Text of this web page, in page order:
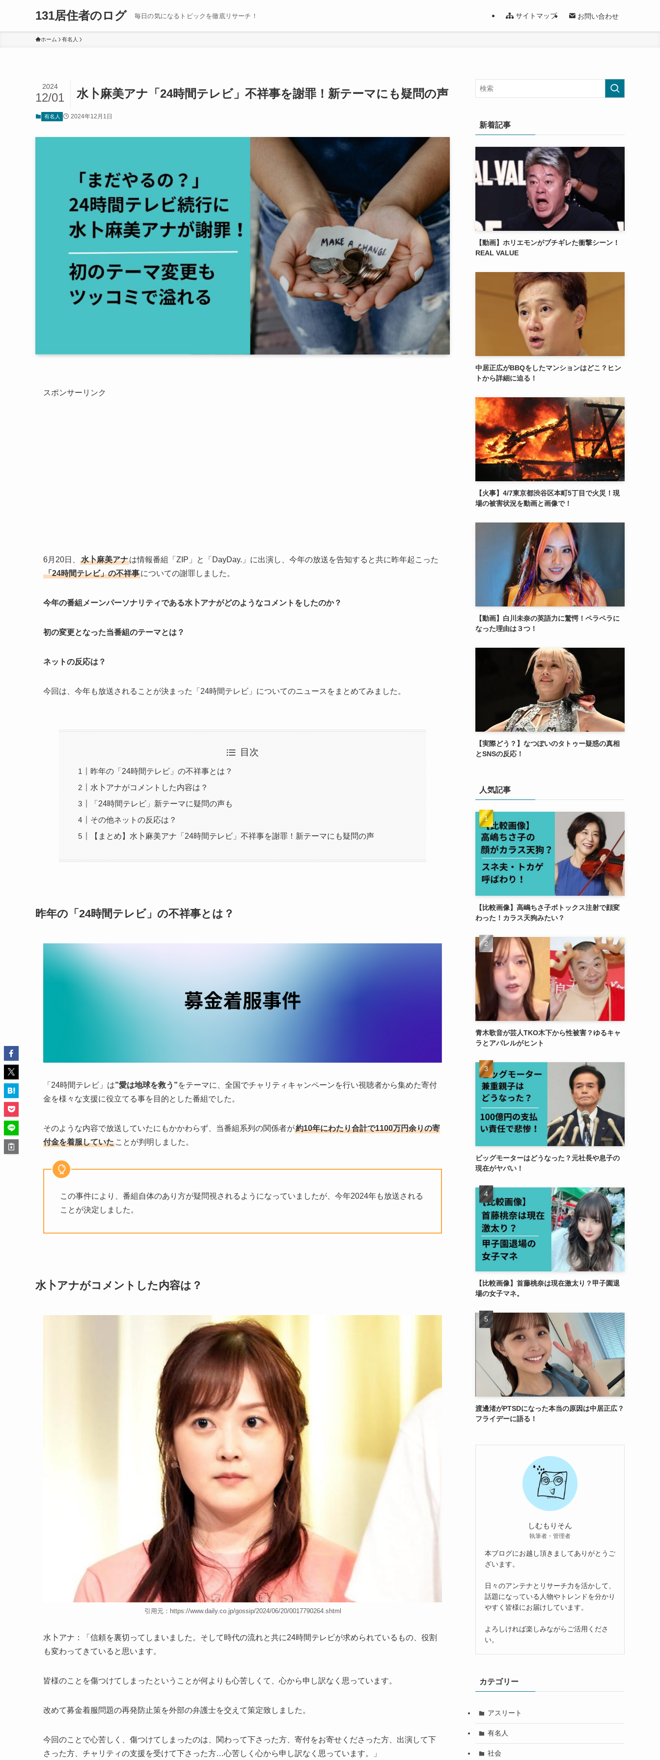
131居住者のログ 毎日の気になるトピックを徹底リサーチ！ サイトマップ お問い合わせ
ホーム 有名人
水卜麻美アナ「24時間テレビ」不祥事を謝罪！新テーマにも疑問の声
2024
12/01
有名人 2024年12月1日
スポンサーリンク
6月20日、 水卜麻美アナは情報番組「ZIP」と「DayDay.」に出演し、今年の放送を告知すると共に昨年起こった
「24時間テレビ」の不祥事についての謝罪しました。
今年の番組メーンパーソナリティである水卜アナがどのようなコメントをしたのか？
初の変更となった当番組のテーマとは？
ネットの反応は？
今回は、今年も放送されることが決まった「24時間テレビ」についてのニュースをまとめてみました。
目次
昨年の「24時間テレビ」の不祥事とは？
水卜アナがコメントした内容は？
「24時間テレビ」新テーマに疑問の声も
その他ネットの反応は？
【まとめ】水卜麻美アナ「24時間テレビ」不祥事を謝罪！新テーマにも疑問の声
昨年の「24時間テレビ」の不祥事とは？
「24時間テレビ」は”愛は地球を救う”をテーマに、全国でチャリティキャンペーンを行い視聴者から集めた寄付
金を様々な支援に役立てる事を目的とした番組でした。
そのような内容で放送していたにもかかわらず、当番組系列の関係者が約10年にわたり合計で1100万円余りの寄
付金を着服していた ことが判明しました。
この事件により、番組自体のあり方が疑問視されるようになっていましたが、今年2024年も放送される
ことが決定しました。
水卜アナがコメントした内容は？
引用元：https://www.daily.co.jp/gossip/2024/06/20/0017790264.shtml
水卜アナ：「信頼を裏切ってしまいました。そして時代の流れと共に24時間テレビが求められているもの、役割
も変わってきていると思います。
皆様のことを傷つけてしまったということが何よりも心苦しくて、心から申し訳なく思っています。
改めて募金着服問題の再発防止策を外部の弁護士を交えて策定致しました。
今回のことで心苦しく、傷つけてしまったのは、関わって下さった方、寄付をお寄せくださった方、出演して下
さった方、チャリティの支援を受けて下さった方…心苦しく心から申し訳なく思っています。」
新着記事
【動画】ホリエモンがブチギレた衝撃シーン！
REAL VALUE
中居正広がBBQをしたマンションはどこ？ヒン
トから詳細に迫る！
【火事】4/7東京都渋谷区本町5丁目で火災！現
場の被害状況を動画と画像で！
【動画】白川未奈の英語力に驚愕！ペラペラに
なった理由は３つ！
【実際どう？】なつぽいのタトゥー疑惑の真相
とSNSの反応！
人気記事
【比較画像】高嶋ちさ子ボトックス注射で顔変
わった！カラス天狗みたい？
青木歌音が芸人TKO木下から性被害？ゆるキャ
ラとアパレルがヒント
ビッグモーターはどうなった？元社長や息子の
現在がヤバい！
【比較画像】首藤桃奈は現在激太り？甲子園退
場の女子マネ。
渡邊渚がPTSDになった本当の原因は中居正広？
フライデーに語る！
しむもりそん
執筆者・管理者
本ブログにお越し頂きましてありがとうご
ざいます。
日々のアンテナとリサーチ力を活かして、
話題になっている人物やトレンドを分かり
やすく皆様にお届けしています。
よろしければ楽しみながらご活用くださ
い。
カテゴリー
アスリート
有名人
社会